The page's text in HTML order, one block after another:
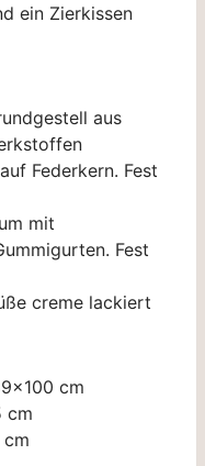
ein Zierkissen
aus
Federkern. Fest
mit
Fest
creme lackiert
cm
cm